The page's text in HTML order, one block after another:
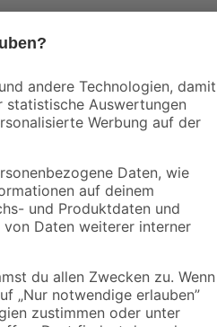
in vielen Bereichen
Mit dem Sprühlack
behandeln. Enthalten sind in
du mit diesem Anstrichmittel.
nutzen: Seine Wetter- und
es durch seine Wasserbasis
Sprühlack getrocknet und kann
Hinweise zu deinem Projekt mit
entzündbar. Flüssigkeit und